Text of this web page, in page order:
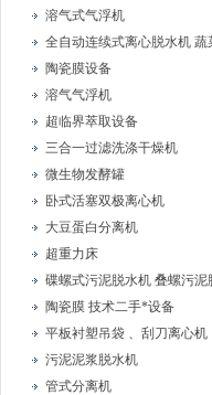
溶气式气浮机
全自动连续式离心脱水机 蔬
陶瓷膜设备
溶气气浮机
超临界萃取设备
三合一过滤洗涤干燥机
微生物发酵罐
卧式活塞双极离心机
大豆蛋白分离机
超重力床
碟螺式污泥脱水机 叠螺污泥
陶瓷膜 技术二手*设备
平板衬塑吊袋 、刮刀离心机
污泥泥浆脱水机
管式分离机